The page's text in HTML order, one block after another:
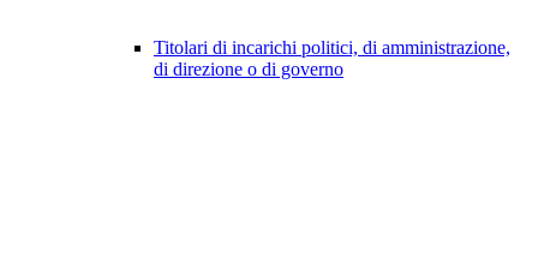
Titolari di incarichi politici, di amministrazione,
di direzione o di governo